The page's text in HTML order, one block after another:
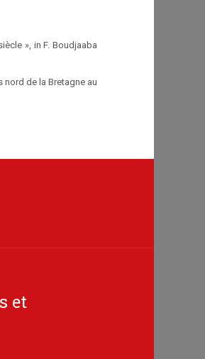
», in F. Boudjaaba
de la Bretagne au
et